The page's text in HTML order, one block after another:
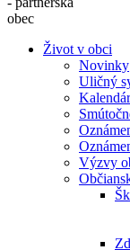
obec
Život v obci
Novinky
Uličný
Výzvy